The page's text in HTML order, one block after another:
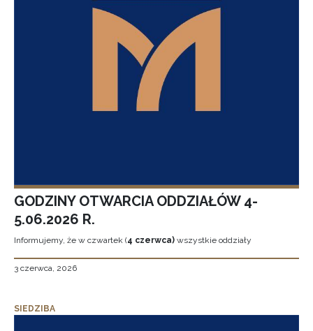
GODZINY OTWARCIA ODDZIAŁÓW 4-
5.06.2026 R.
Informujemy, że w czwartek (4 czerwca) wszystkie oddziały
3 czerwca, 2026
SIEDZIBA